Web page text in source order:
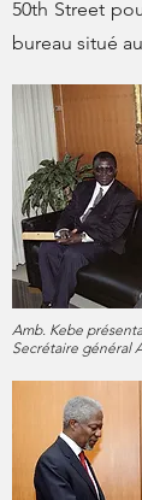
50th Street
bureau situé
Amb. Kebe
Secrétaire général